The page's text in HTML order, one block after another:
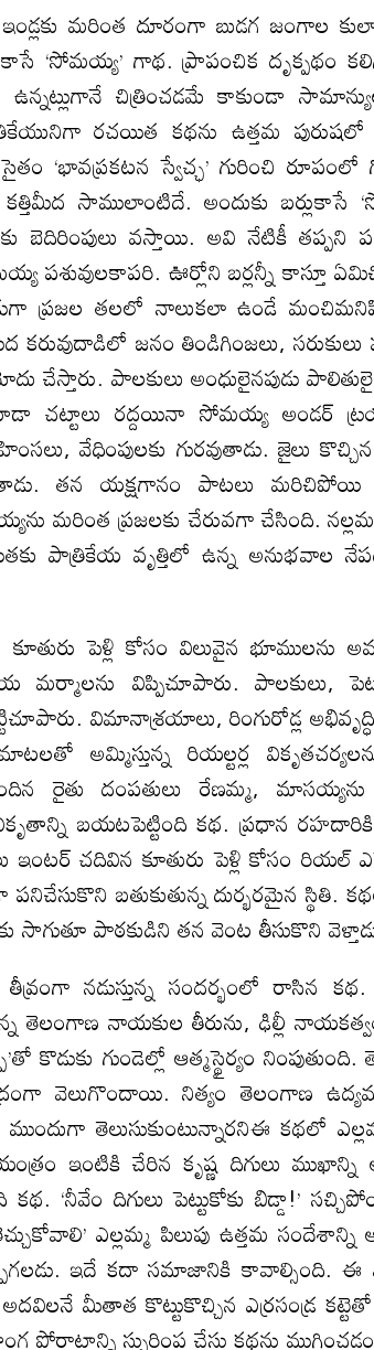
మరింత దూరంగా బుడగ జంగాల
‘సోమయ్య’ గాథ. ప్రాపంచిక దృక్పథం
ఉన్నట్లుగానే చిత్రించడమే కాకుండా
రచయిత కథను ఉత్తమ
సైతం ‘భావప్రకటన స్వేచ్ఛ’ గురించి
సాములాంటిదే. అందుకు బర్లుకాసే
బెదిరింపులు వస్తాయి. అవి నేటికీ తప్పని
పశువులకాపరి. ఊర్లోని బర్లన్నీ కాస్తూ
ప్రజల తలలో నాలుకలా ఉండే
జనం తిండిగింజలు, సరుకులు
చేస్తారు. పాలకులు అంధులైనపుడు
చట్టాలు రద్దయినా సోమయ్య అండర్‍
వేధింపులకు గురవుతాడు. జైలు
తన యక్షగానం పాటలు
మరింత ప్రజలకు చేరువగా చేసింది.
పాత్రికేయ వృత్తిలో ఉన్న అనుభవాల
పెళ్లి కోసం విలువైన భూములను
మర్మాలను విప్పిచూపారు. పాలకులు,
విమానాశ్రయాలు, రింగురోడ్ల
అమ్మిస్తున్న రియల్టర్ల
రైతు దంపతులు రేణమ్మ,
బయటపెట్టింది కథ. ప్రధాన
ఇంటర్‍ చదివిన కూతురు పెళ్లి కోసం
పనిచేసుకొని బతుకుతున్న దుర్భరమైన
సాగుతూ పాఠకుడిని తన వెంట తీసుకొని
నడుస్తున్న సందర్భంలో రాసిన
నాయకుల తీరును, ఢిల్లీ నాయకత్వం
కొడుకు గుండెల్లో ఆత్మస్థైర్యం
వెలుగొందాయి. నిత్యం తెలంగాణ
తెలుసుకుంటున్నారనిఈ కథలో
ఇంటికి చేరిన కృష్ణ దిగులు ముఖాన్ని
‘నీవేం దిగులు పెట్టుకోకు బిడ్డా!’
ఎల్లమ్మ పిలుపు ఉత్తమ
ఇదే కదా సమాజానికి కావాల్సింది.
మీతాత కొట్టుకొచ్చిన ఎర్రసండ్ర
స్పురింప చేస్తు కథను